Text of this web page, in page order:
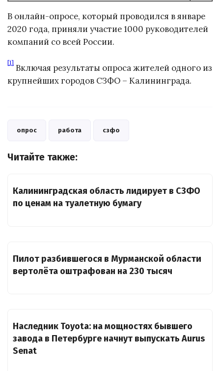
В онлайн-опросе, который проводился в январе
2020 года, приняли участие 1000 руководителей
компаний со всей России.
[1] Включая результаты опроса жителей одного из
крупнейших городов СЗФО – Калининграда.
опрос работа сзфо
Читайте также:
Калининградская область лидирует в СЗФО
по ценам на туалетную бумагу
Пилот разбившегося в Мурманской области
вертолёта оштрафован на 230 тысяч
Наследник Toyota: на мощностях бывшего
завода в Петербурге начнут выпускать Aurus
Senat